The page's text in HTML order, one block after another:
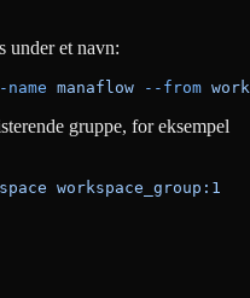
under et navn:
manaflow --from
gruppe, for eksempel
workspace_group:1